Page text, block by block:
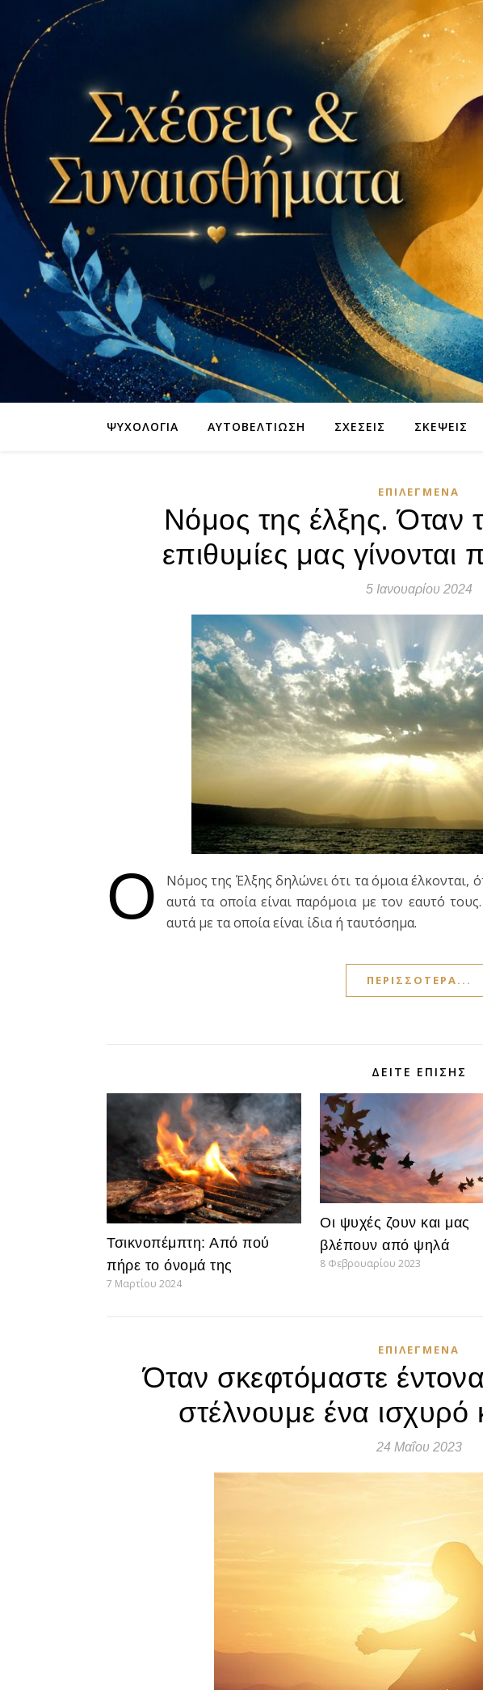
ΨΥΧΟΛΟΓΊΑ ΑΥΤΟΒΕΛΤΊΩΣΗ ΣΧΈΣΕΙΣ ΣΚΈΨΕΙΣ
ΕΠΙΛΕΓΜΈΝΑ
Νόμος της έλξης. Όταν
επιθυμίες μας γίνονται
5 Ιανουαρίου 2024
Ο
Νόμος της Έλξης δηλώνει ότι τα όμοια έλκονται,
αυτά τα οποία είναι παρόμοια με τον εαυτό
αυτά με τα οποία είναι ίδια ή ταυτόσημα.
ΠΕΡΙΣΣΌΤΕΡΑ...
ΔΕΊΤΕ ΕΠΊΣΗΣ
Τσικνοπέμπτη: Από πού
πήρε το όνομά της
7 Μαρτίου 2024
Οι ψυχές ζουν και μας
βλέπουν από ψηλά
8 Φεβρουαρίου 2023
ΕΠΙΛΕΓΜΈΝΑ
Όταν σκεφτόμαστε
στέλνουμε ένα
24 Μαΐου 2023